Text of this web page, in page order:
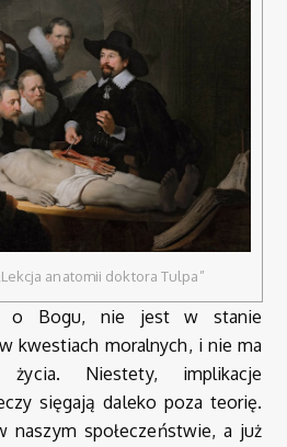
anatomii doktora Tulpa”
o Bogu, nie jest w stanie
kwestiach moralnych, i nie ma
Niestety, implikacje
sięgają daleko poza teorię.
naszym społeczeństwie, a już